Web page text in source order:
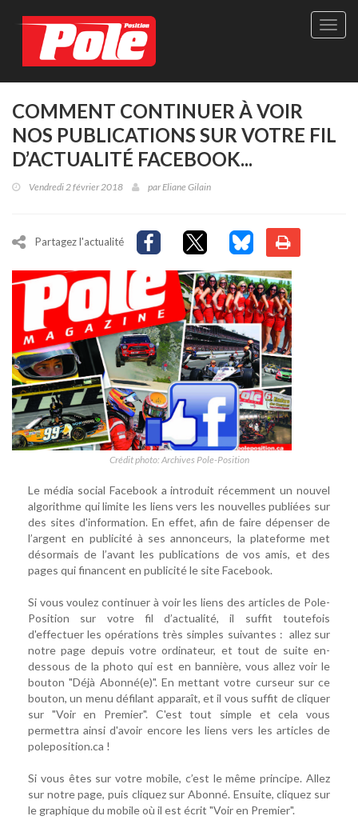
Site
Le
COMMENT CONTINUER À VOIR
NOS PUBLICATIONS SUR VOTRE FIL
D’ACTUALITÉ FACEBOOK...
Vendredi 2 février 2018 parEliane Gilain
Partagez l'actualité
Crédit photo: Archives Pole-Position
Le média social Facebook a introduit récemment un nouvel
algorithme qui limite les liens vers les nouvelles publiées sur
des sites d'information. En effet, afin de faire dépenser de
l’argent en publicité à ses annonceurs, la plateforme met
désormais de l’avant les publications de vos amis, et des
pages qui financent en publicité le site Facebook.
Si vous voulez continuer à voir les liens des articles de Pole-
Position sur votre fil d’actualité, il suffit toutefois
d'effectuer les opérations très simples suivantes : allez sur
notre page depuis votre ordinateur, et tout de suite en-
dessous de la photo qui est en bannière, vous allez voir le
bouton "Déjà Abonné(e)". En mettant votre curseur sur ce
bouton, un menu défilant apparaît, et il vous suffit de cliquer
sur "Voir en Premier". C'est tout simple et cela vous
permettra ainsi d'avoir encore les liens vers les articles de
poleposition.ca !
Si vous êtes sur votre mobile, c’est le même principe. Allez
sur notre page, puis cliquez sur Abonné. Ensuite, cliquez sur
le graphique du mobile où il est écrit "Voir en Premier".